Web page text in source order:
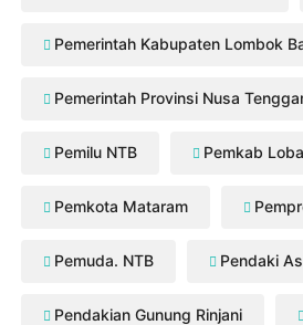
Pemerintah Kabupaten Lombok
Pemerintah Provinsi Nusa
Pemilu NTB Pemkab
Pemkota Mataram
Pemuda. NTB Pendaki
Pendakian Gunung Rinjani